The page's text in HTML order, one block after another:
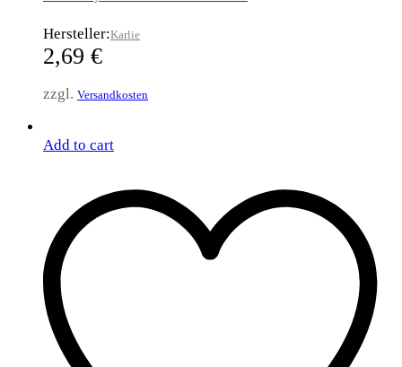
Hersteller:Karlie
2,69 €
zzgl. Versandkosten
Add to cart